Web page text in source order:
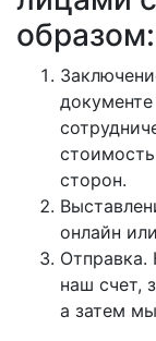
образом:
сторон.
онлайн
Отправка.
наш счет,
а затем